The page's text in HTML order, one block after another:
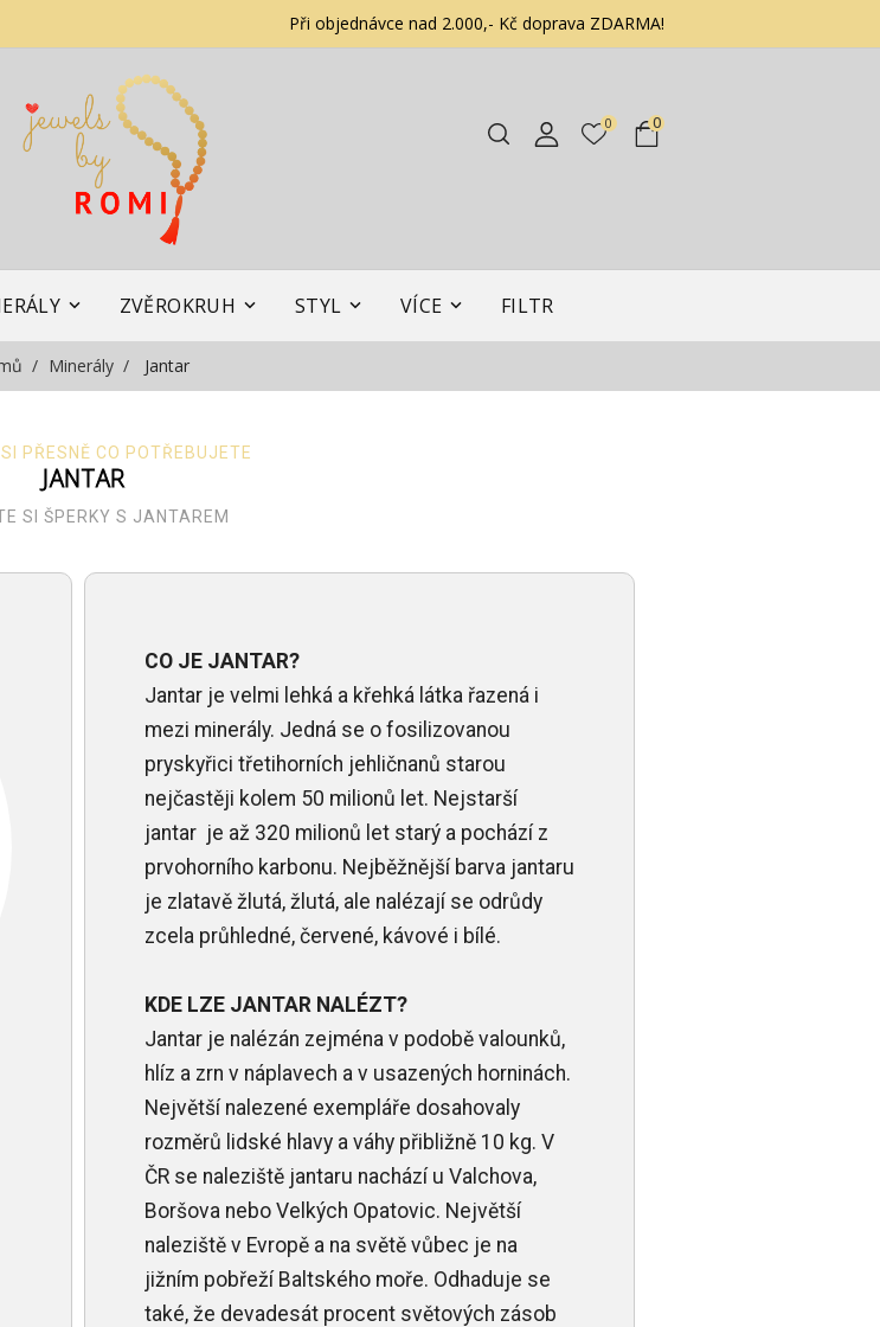
Při objednávce nad 2.000,- Kč doprava ZDARMA!
0
0
ZVĚROKRUH STYL VÍCE FILTR
Minerály Jantar
PŘESNĚ CO POTŘEBUJETE
JANTAR
SI ŠPERKY S JANTAREM
CO JE JANTAR?
Jantar je velmi lehká a křehká látka řazená i
mezi minerály. Jedná se o fosilizovanou
pryskyřici třetihorních jehličnanů starou
nejčastěji kolem 50 milionů let. Nejstarší
jantar je až 320 milionů let starý a pochází z
prvohorního karbonu. Nejběžnější barva jantaru
je zlatavě žlutá, žlutá, ale nalézají se odrůdy
zcela průhledné, červené, kávové i bílé.
KDE LZE JANTAR NALÉZT?
Jantar je nalézán zejména v podobě valounků,
hlíz a zrn v náplavech a v usazených horninách.
Největší nalezené exempláře dosahovaly
rozměrů lidské hlavy a váhy přibližně 10 kg. V
ČR se naleziště jantaru nachází u Valchova,
Boršova nebo Velkých Opatovic. Největší
naleziště v Evropě a na světě vůbec je na
jižním pobřeží Baltského moře. Odhaduje se
také, že devadesát procent světových zásob